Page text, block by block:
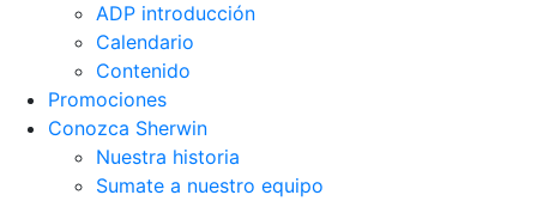
ADP introducción
Calendario
Contenido
Promociones
Conozca Sherwin
Nuestra historia
Sumate a nuestro equipo